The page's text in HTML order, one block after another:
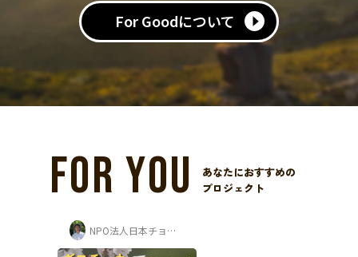
For Goodについて
FOR YOU
あなたにおすすめの
プロジェクト
NPO法人日本チョウ類保全協会